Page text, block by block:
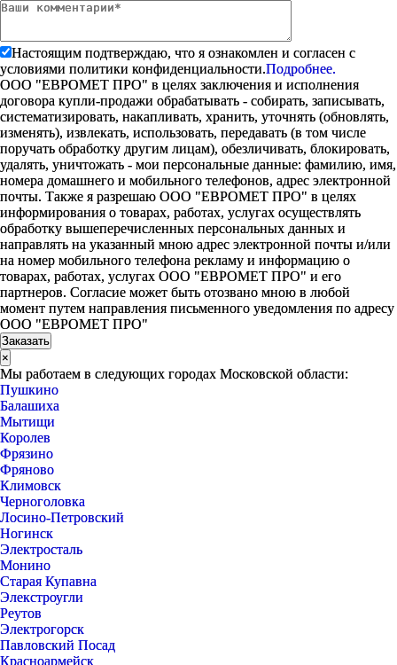
Настоящим подтверждаю, что я ознакомлен и согласен с
условиями политики конфиденциальности.Подробнее.
ООО "ЕВРОМЕТ ПРО" в целях заключения и исполнения
договора купли-продажи обрабатывать - собирать, записывать,
систематизировать, накапливать, хранить, уточнять (обновлять,
изменять), извлекать, использовать, передавать (в том числе
поручать обработку другим лицам), обезличивать, блокировать,
удалять, уничтожать - мои персональные данные: фамилию, имя,
номера домашнего и мобильного телефонов, адрес электронной
почты. Также я разрешаю ООО "ЕВРОМЕТ ПРО" в целях
информирования о товарах, работах, услугах осуществлять
обработку вышеперечисленных персональных данных и
направлять на указанный мною адрес электронной почты и/или
на номер мобильного телефона рекламу и информацию о
товарах, работах, услугах ООО "ЕВРОМЕТ ПРО" и его
партнеров. Согласие может быть отозвано мною в любой
момент путем направления письменного уведомления по адресу
ООО "ЕВРОМЕТ ПРО"
×
Мы работаем в следующих городах Московской области:
Пушкино
Балашиха
Мытищи
Королев
Фрязино
Фряново
Климовск
Черноголовка
Лосино-Петровский
Ногинск
Электросталь
Монино
Старая Купавна
Элекстроугли
Реутов
Электрогорск
Павловский Посад
Красноармейск